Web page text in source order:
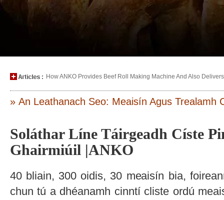
How ANKO Provides Beef Roll Making Machine And Also
» An Leathanach Seo: Meaisín Agus Trealamh
Soláthar Líne Táirgeadh Císte
Ghairmiúil |ANKO
40 bliain, 300 oidis, 30 meaisín bia,
chun tú a dhéanamh cinntí cliste ordú